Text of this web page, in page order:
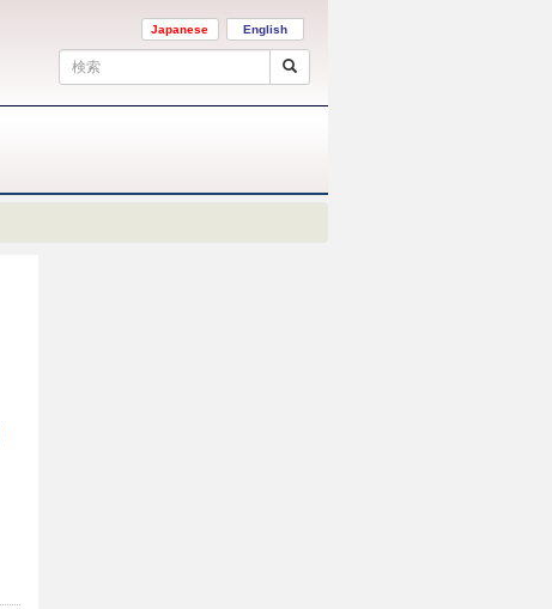
Japanese English